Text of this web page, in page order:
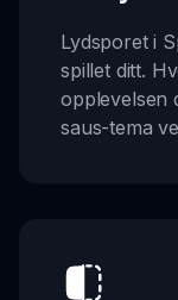
Lydsporet i
spillet ditt.
opplevelsen
saus-tema